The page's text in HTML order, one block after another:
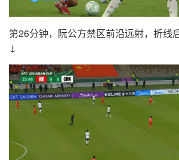
第26分钟，阮公方禁区前沿远射，折线
↓